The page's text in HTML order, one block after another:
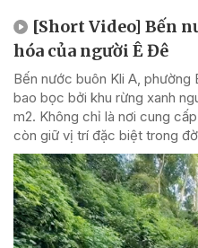
[Short Video] Bến
hóa của người Ê Đê
Bến nước buôn Kli A,
bao bọc bởi khu rừng xanh
m2. Không chỉ là nơi cung
còn giữ vị trí đặc biệt trong